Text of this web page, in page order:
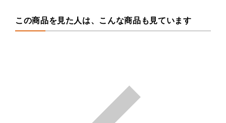
この商品を見た人は、こんな商品も見ています